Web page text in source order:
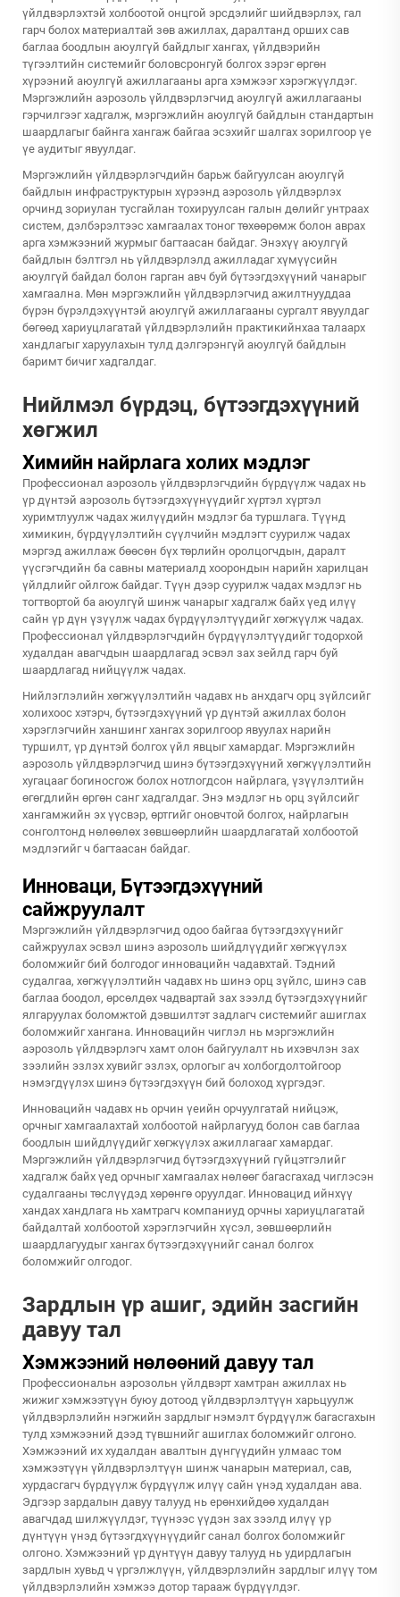
үйлдвэрлэхтэй холбоотой онцгой эрсдэлийг шийдвэрлэх, гал
гарч болох материалтай зөв ажиллах, даралтанд орших сав
баглаа боодлын аюулгүй байдлыг хангах, үйлдвэрийн
түгээлтийн системийг боловсронгуй болгох зэрэг өргөн
хүрээний аюулгүй ажиллагааны арга хэмжээг хэрэгжүүлдэг.
Мэргэжлийн аэрозоль үйлдвэрлэгчид аюулгүй ажиллагааны
гэрчилгээг хадгалж, мэргэжлийн аюулгүй байдлын стандартын
шаардлагыг байнга хангаж байгаа эсэхийг шалгах зорилгоор үе
үе аудитыг явуулдаг.
Мэргэжлийн үйлдвэрлэгчдийн барьж байгуулсан аюулгүй
байдлын инфраструктурын хүрээнд аэрозоль үйлдвэрлэх
орчинд зориулан тусгайлан тохируулсан галын дөлийг унтраах
систем, дэлбэрэлтээс хамгаалах тоног төхөөрөмж болон аврах
арга хэмжээний журмыг багтаасан байдаг. Энэхүү аюулгүй
байдлын бэлтгэл нь үйлдвэрлэлд ажилладаг хүмүүсийн
аюулгүй байдал болон гарган авч буй бүтээгдэхүүний чанарыг
хамгаална. Мөн мэргэжлийн үйлдвэрлэгчид ажилтнууддаа
бүрэн бүрэлдэхүүнтэй аюулгүй ажиллагааны сургалт явуулдаг
бөгөөд хариуцлагатай үйлдвэрлэлийн практикийнхаа талаарх
хандлагыг харуулахын тулд дэлгэрэнгүй аюулгүй байдлын
баримт бичиг хадгалдаг.
Нийлмэл бүрдэц, бүтээгдэхүүний
хөгжил
Химийн найрлага холих мэдлэг
Профессионал аэрозоль үйлдвэрлэгчдийн бүрдүүлж чадах нь
үр дүнтэй аэрозоль бүтээгдэхүүнүүдийг хүртэл хүртэл
хуримтлуулж чадах жилүүдийн мэдлэг ба туршлага. Түүнд
химикин, бүрдүүлэлтийн сүүлчийн мэдлэгт суурилж чадах
мэргэд ажиллаж бөөсөн бүх төрлийн оролцогчдын, даралт
үүсгэгчдийн ба савны материалд хоорондын нарийн харилцан
үйлдлийг ойлгож байдаг. Түүн дээр суурилж чадах мэдлэг нь
тогтвортой ба аюулгүй шинж чанарыг хадгалж байх үед илүү
сайн үр дүн үзүүлж чадах бүрдүүлэлтүүдийг хөгжүүлж чадах.
Профессионал үйлдвэрлэгчдийн бүрдүүлэлтүүдийг тодорхой
худалдан авагчдын шаардлагад эсвэл зах зейлд гарч буй
шаардлагад нийцүүлж чадах.
Нийлэглэлийн хөгжүүлэлтийн чадавх нь анхдагч орц зүйлсийг
холихоос хэтэрч, бүтээгдэхүүний үр дүнтэй ажиллах болон
хэрэглэгчийн ханшинг хангах зорилгоор явуулах нарийн
туршилт, үр дүнтэй болгох үйл явцыг хамардаг. Мэргэжлийн
аэрозоль үйлдвэрлэгчид шинэ бүтээгдэхүүний хөгжүүлэлтийн
хугацааг богиносгож болох нотлогдсон найрлага, үзүүлэлтийн
өгөгдлийн өргөн санг хадгалдаг. Энэ мэдлэг нь орц зүйлсийг
хангамжийн эх үүсвэр, өртгийг оновчтой болгох, найрлагын
сонголтонд нөлөөлөх зөвшөөрлийн шаардлагатай холбоотой
мэдлэгийг ч багтаасан байдаг.
Инноваци, Бүтээгдэхүүний
сайжруулалт
Мэргэжлийн үйлдвэрлэгчид одоо байгаа бүтээгдэхүүнийг
сайжруулах эсвэл шинэ аэрозоль шийдлүүдийг хөгжүүлэх
боломжийг бий болгодог инновацийн чадавхтай. Тэдний
судалгаа, хөгжүүлэлтийн чадавх нь шинэ орц зүйлс, шинэ сав
баглаа боодол, өрсөлдөх чадвартай зах зээлд бүтээгдэхүүнийг
ялгаруулах боломжтой дэвшилтэт задлагч системийг ашиглах
боломжийг хангана. Инновацийн чиглэл нь мэргэжлийн
аэрозоль үйлдвэрлэгч хамт олон байгуулалт нь ихэвчлэн зах
зээлийн эзлэх хувийг эзлэх, орлогыг ач холбогдолтойгоор
нэмэгдүүлэх шинэ бүтээгдэхүүн бий болоход хүргэдэг.
Инновацийн чадавх нь орчин үеийн орчуулгатай нийцэж,
орчныг хамгаалахтай холбоотой найрлагууд болон сав баглаа
боодлын шийдлүүдийг хөгжүүлэх ажиллагааг хамардаг.
Мэргэжлийн үйлдвэрлэгчид бүтээгдэхүүний гүйцэтгэлийг
хадгалж байх үед орчныг хамгаалах нөлөөг багасгахад чиглэсэн
судалгааны төслүүдэд хөрөнгө оруулдаг. Инновацид ийнхүү
хандах хандлага нь хамтрагч компаниуд орчны хариуцлагатай
байдалтай холбоотой хэрэглэгчийн хүсэл, зөвшөөрлийн
шаардлагуудыг хангах бүтээгдэхүүнийг санал болгох
боломжийг олгодог.
Зардлын үр ашиг, эдийн засгийн
давуу тал
Хэмжээний нөлөөний давуу тал
Профессиональн аэрозольн үйлдвэрт хамтран ажиллах нь
жижиг хэмжээтүүн буюу дотоод үйлдвэрлэлтүүн харьцуулж
үйлдвэрлэлийн нэгжийн зардлыг нэмэлт бүрдүүлж багасгахын
тулд хэмжээний дээд түвшнийг ашиглах боломжийг олгоно.
Хэмжээний их худалдан авалтын дүнгүүдийн улмаас том
хэмжээтүүн үйлдвэрлэлтүүн шинж чанарын материал, сав,
хурдасгагч бүрдүүлж бүрдүүлж илүү сайн үнэд худалдан ава.
Эдгээр зардалын давуу талууд нь ерөнхийдөө худалдан
авагчдад шилжүүлдэг, түүнээс үүдэн зах зээлд илүү үр
дүнтүүн үнэд бүтээгдхүүнүүдийг санал болгох боломжийг
олгоно. Хэмжээний үр дүнтүүн давуу талууд нь удирдлагын
зардлын хувьд ч үргэлжлүүн, үйлдвэрлэлийн зардлыг илүү том
үйлдвэрлэлийн хэмжээ дотор тарааж бүрдүүлдэг.